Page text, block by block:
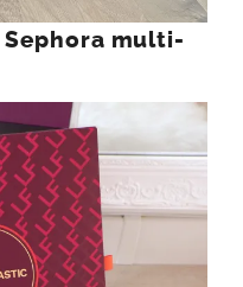
Sephora multi-